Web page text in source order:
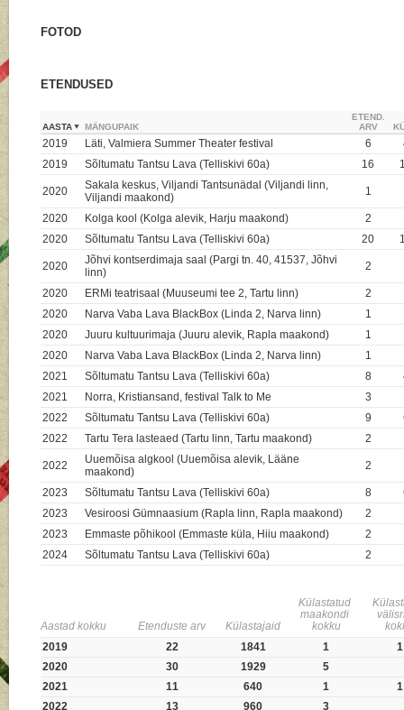
FOTOD
ETENDUSED
AASTA MÄNGUPAIK
ETEND.
ARV
2019 Läti, Valmiera Summer Theater festival 6
2019
Sõltumatu Tantsu Lava (Telliskivi 60a) 16
2020
Sakala keskus, Viljandi Tantsunädal (Viljandi linn,
Viljandi maakond)
1
2020 Kolga kool (Kolga alevik, Harju maakond) 2
2020
Sõltumatu Tantsu Lava (Telliskivi 60a) 20
2020
Jõhvi kontserdimaja saal (Pargi tn. 40, 41537, Jõhvi
linn)
2
2020 ERMi teatrisaal (Muuseumi tee 2, Tartu linn)
2
2020
Narva Vaba Lava BlackBox (Linda 2, Narva linn)
1
2020
Juuru kultuurimaja (Juuru alevik, Rapla maakond)
1
2020
Narva Vaba Lava BlackBox (Linda 2, Narva linn)
1
2021
Sõltumatu Tantsu Lava (Telliskivi 60a) 8
2021
Norra, Kristiansand, festival Talk to Me 3
2022
Sõltumatu Tantsu Lava (Telliskivi 60a) 9
2022
Tartu Tera lasteaed (Tartu linn, Tartu maakond) 2
2022
Uuemõisa algkool (Uuemõisa alevik, Lääne
maakond)
2
2023 Sõltumatu Tantsu Lava (Telliskivi 60a) 8
2023
Vesiroosi Gümnaasium (Rapla linn, Rapla maakond) 2
2023
Emmaste põhikool (Emmaste küla, Hiiu maakond) 2
2024
Sõltumatu Tantsu Lava (Telliskivi 60a) 2
Aastad kokku Etenduste arv Külastajaid
Külastatud
maakondi
kokku
2019
22 1841 1
1
2020
30 1929
5
2021
11 640 1
1
2022
13 960 3